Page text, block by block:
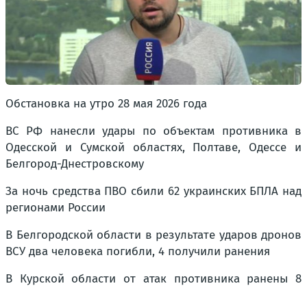
Обстановка на утро 28 мая 2026 года
ВС РФ нанесли удары по объектам противника в
Одесской и Сумской областях, Полтаве, Одессе и
Белгород-Днестровскому
За ночь средства ПВО сбили 62 украинских БПЛА над
регионами России
В Белгородской области в результате ударов дронов
ВСУ два человека погибли, 4 получили ранения
В Курской области от атак противника ранены 8